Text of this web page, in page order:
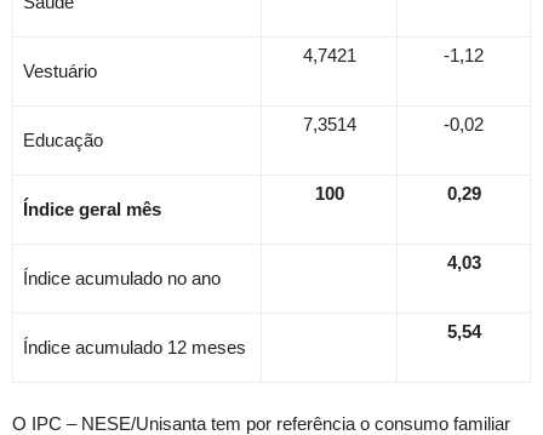
Vestuário
4,7421 -1,12
Educação
7,3514 -0,02
Índice geral mês
100 0,29
Índice acumulado no ano
4,03
Índice acumulado 12 meses
5,54
O IPC – NESE/Unisanta tem por referência o consumo familiar